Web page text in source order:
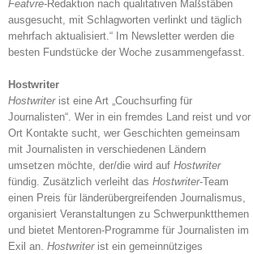
Featvre-Redaktion nach qualitativen Maßstäben
ausgesucht, mit Schlagworten verlinkt und täglich
mehrfach aktualisiert.“ Im Newsletter werden die
besten Fundstücke der Woche zusammengefasst.
Hostwriter
Hostwriterist eine Art „Couchsurfing für
Journalisten“. Wer in ein fremdes Land reist und vor
Ort Kontakte sucht, wer Geschichten gemeinsam
mit Journalisten in verschiedenen Ländern
umsetzen möchte, der/die wird auf Hostwriter
fündig. Zusätzlich verleiht das Hostwriter-Team
einen Preis für länderübergreifenden Journalismus,
organisiert Veranstaltungen zu Schwerpunktthemen
und bietet Mentoren-Programme für Journalisten im
Exil an. Hostwriterist ein gemeinnütziges